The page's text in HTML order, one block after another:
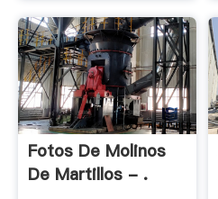
Fotos De Molinos
De Martillos - .